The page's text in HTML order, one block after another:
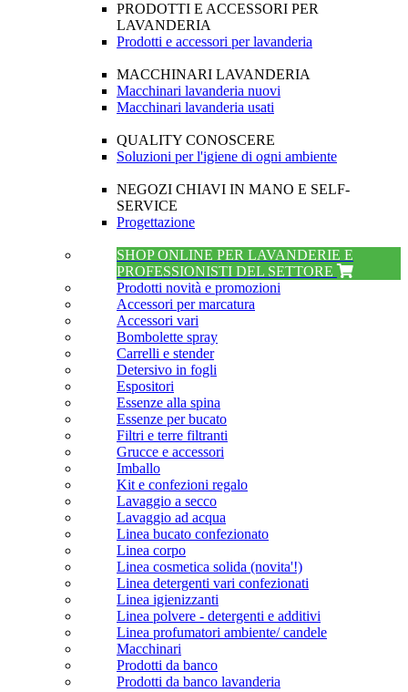
PRODOTTI E ACCESSORI PER
LAVANDERIA
Prodotti e accessori per lavanderia
MACCHINARI LAVANDERIA
Macchinari lavanderia nuovi
Macchinari lavanderia usati
QUALITY CONOSCERE
Soluzioni per l'igiene di ogni ambiente
NEGOZI CHIAVI IN MANO E SELF-
SERVICE
Progettazione
SHOP ONLINE PER LAVANDERIE E
PROFESSIONISTI DEL SETTORE
Prodotti novità e promozioni
Accessori per marcatura
Accessori vari
Bombolette spray
Carrelli e stender
Detersivo in fogli
Espositori
Essenze alla spina
Essenze per bucato
Filtri e terre filtranti
Grucce e accessori
Imballo
Kit e confezioni regalo
Lavaggio a secco
Lavaggio ad acqua
Linea bucato confezionato
Linea corpo
Linea cosmetica solida (novita'!)
Linea detergenti vari confezionati
Linea igienizzanti
Linea polvere - detergenti e additivi
Linea profumatori ambiente/ candele
Macchinari
Prodotti da banco
Prodotti da banco lavanderia